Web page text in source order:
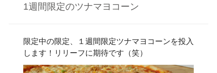
1週間限定のツナマヨコーン
限定中の限定、１週間限定ツナマヨコーンを投入
します！リリーフに期待です（笑）